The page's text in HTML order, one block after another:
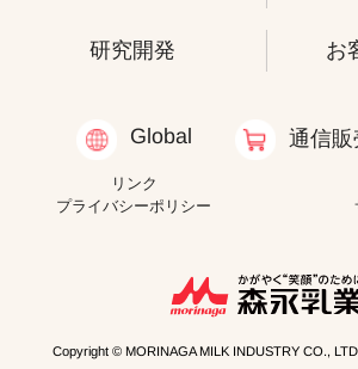
研究開発 お
Global 通信販
リンク
プライバシーポリシー
Copyright © MORINAGA MILK INDUSTRY CO.,